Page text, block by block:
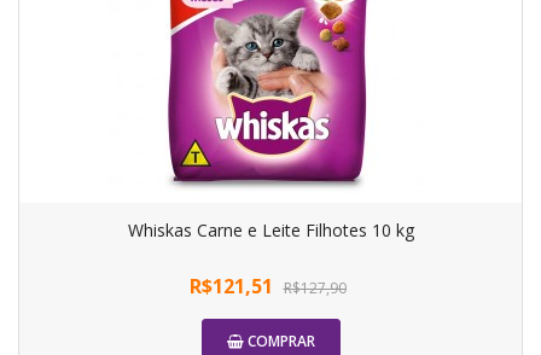
Whiskas Carne e Leite Filhotes 10 kg
R$121,51 R$127,90
COMPRAR